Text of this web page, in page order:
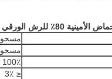
الورقي الزراعي:
مسحوق
100٪ قابل للذوبان في الماء
≤ 3٪